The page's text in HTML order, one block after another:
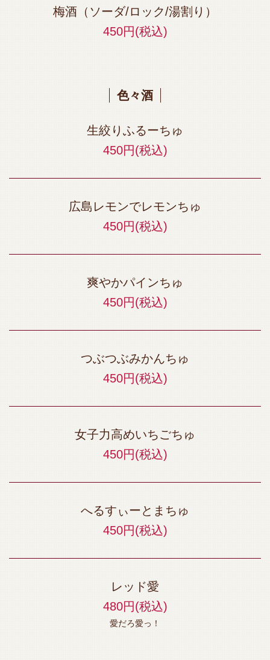
梅酒（ソーダ/ロック/湯割り）
450円(税込)
色々酒
生絞りふるーちゅ
450円(税込)
広島レモンでレモンちゅ
450円(税込)
爽やかパインちゅ
450円(税込)
つぶつぶみかんちゅ
450円(税込)
女子力高めいちごちゅ
450円(税込)
へるすぃーとまちゅ
450円(税込)
レッド愛
480円(税込)
愛だろ愛っ！